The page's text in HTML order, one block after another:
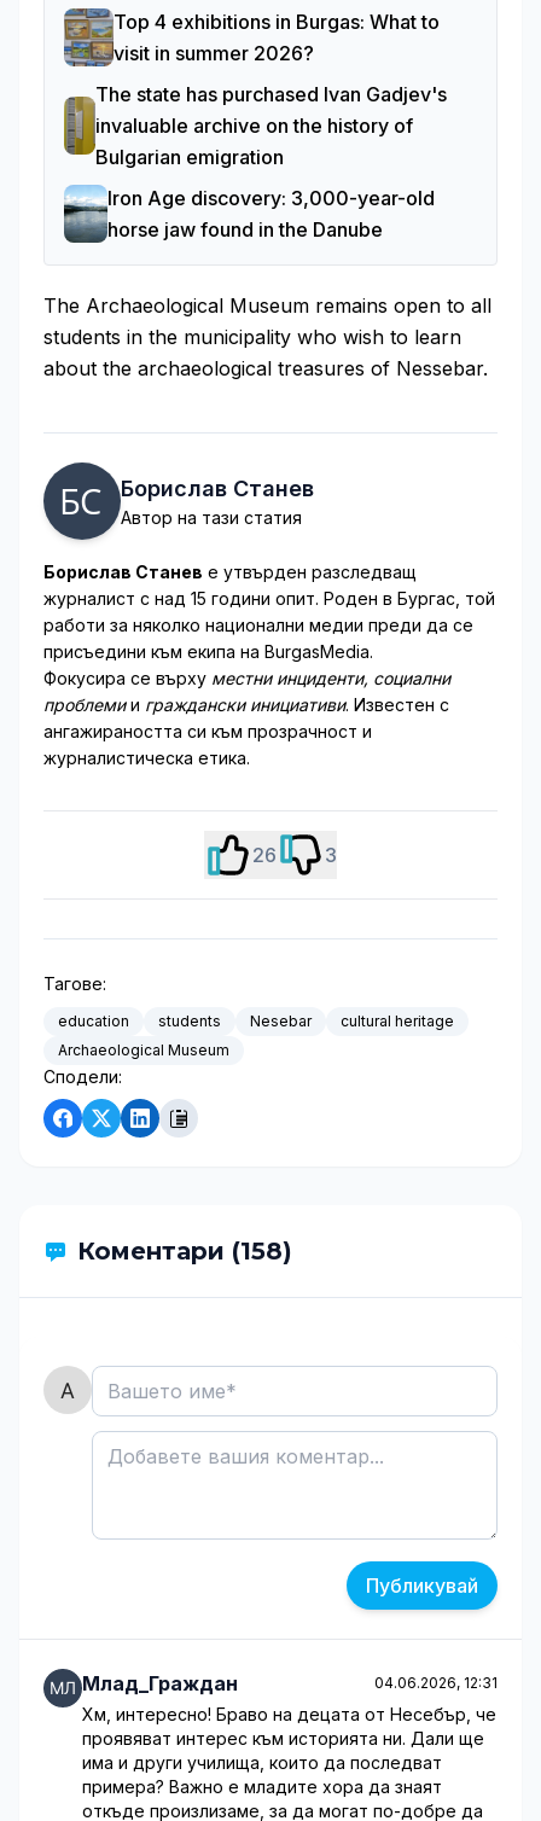
Top 4 exhibitions in Burgas: What to
visit in summer 2026?
The state has purchased Ivan Gadjev's
invaluable archive on the history of
Bulgarian emigration
Iron Age discovery: 3,000-year-old
horse jaw found in the Danube
The Archaeological Museum remains open to all
students in the municipality who wish to learn
about the archaeological treasures of Nessebar.
Борислав Станев
Автор на тази статия
Борислав Станев е утвърден разследващ
журналист с над 15 години опит. Роден в Бургас, той
работи за няколко национални медии преди да се
присъедини към екипа на BurgasMedia.
Фокусира се върху местни инциденти, социални
проблемии граждански инициативи. Известен с
ангажираността си към прозрачност и
журналистическа етика.
26 3
Тагове:
education students Nesebar
cultural heritage
Archaeological Museum
Сподели:
Коментари (158)
Публикувай
Млад_Граждан 04.06.2026, 12:31
Хм, интересно! Браво на децата от Несебър, че
проявяват интерес към историята ни. Дали ще
има и други училища, които да последват
примера? Важно е младите хора да знаят
откъде произлизаме, за да могат по-добре да